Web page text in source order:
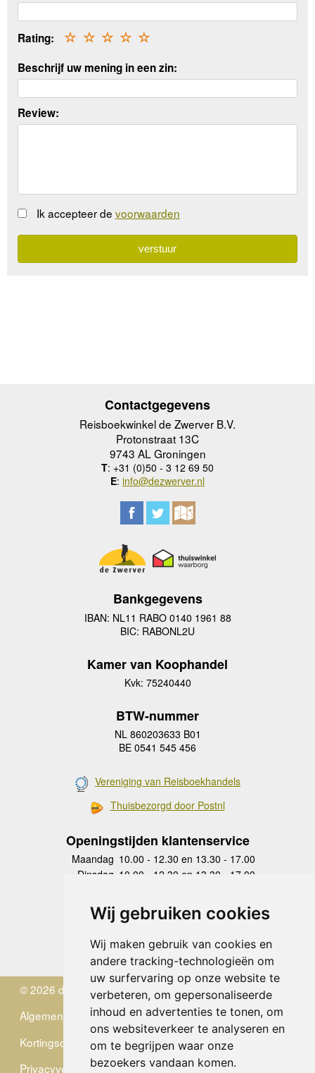
Wij gebruiken cookies
Wij maken gebruik van cookies en
andere tracking-technologieën om
uw surfervaring op onze website te
verbeteren, om gepersonaliseerde
inhoud en advertenties te tonen, om
ons websiteverkeer te analyseren en
om te begrijpen waar onze
bezoekers vandaan komen.
Rating: ☆
☆
☆
☆
☆
Beschrijf uw mening in een zin:
Review:
Ik accepteer de voorwaarden
Contactgegevens
Reisboekwinkel de Zwerver B.V.
Protonstraat 13C
9743 AL Groningen
T: +31 (0)50 - 3 12 69 50
E: info@dezwerver.nl
Bankgegevens
IBAN: NL11 RABO 0140 1961 88
BIC: RABONL2U
Kamer van Koophandel
Kvk: 75240440
BTW-nummer
NL 860203633 B01
BE 0541 545 456
Vereniging van Reisboekhandels
Thuisbezorgd door Postnl
Openingstijden klantenservice
Maandag 10.00 - 12.30 en 13.30 - 17.00
Dinsdag 10.00 - 12.30 en 13.30 - 17.00
Donderdag
10.00 - 12.30 en 13.30 - 17.00
Vrijdag 10.00 - 12.30 en 13.30 - 17.00
Zaterdag
gesloten
Zondag gesloten
© 2026 de Zwerver
Algemene Voorwaarden
Kortingscode
Privacyverklaring